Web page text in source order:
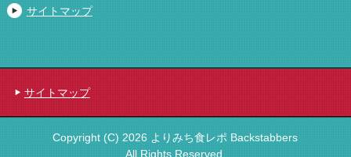
サイトマップ
サイトマップ
Copyright (C) 2026 よりみち食レポ Backstabbers
All Rights Reserved.